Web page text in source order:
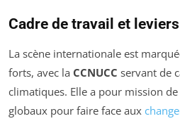
Cadre de travail et leviers
La scène internationale est
forts, avec la CCNUCC servant de
climatiques. Elle a pour mission
globaux pour faire face aux